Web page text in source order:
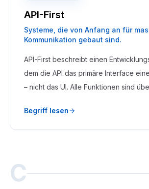
API-First
Systeme, die von Anfang an für
Kommunikation gebaut sind.
API-First beschreibt einen
dem die API das primäre Interface
– nicht das UI. Alle Funktionen sind
davon, ob ein eigenes Frontend
Begriff lesen
C